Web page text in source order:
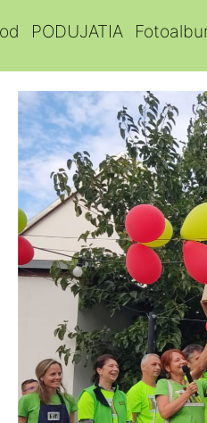
PODUJATIA